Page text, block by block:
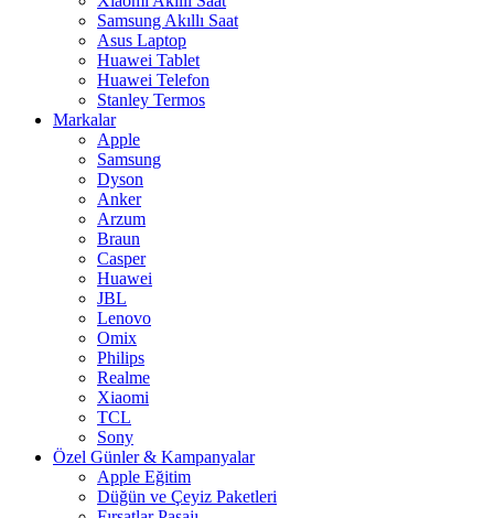
Samsung Akıllı Saat
Asus Laptop
Huawei Tablet
Huawei Telefon
Stanley Termos
Markalar
Apple
Samsung
Dyson
Anker
Arzum
Braun
Casper
Huawei
JBL
Lenovo
Omix
Philips
Realme
Xiaomi
TCL
Sony
Özel Günler & Kampanyalar
Apple Eğitim
Düğün ve Çeyiz Paketleri